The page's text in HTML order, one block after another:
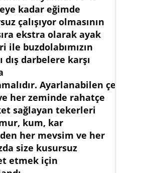
kadar eğimde
çalışıyor olmasının
ekstra olarak ayak
ile buzdolabımızın
dış darbelere karşı
Ayarlanabilen çekme
her zeminde rahatçe
sağlayan tekerleri
kum, kar
her mevsim ve her
size kusursuz
etmek için